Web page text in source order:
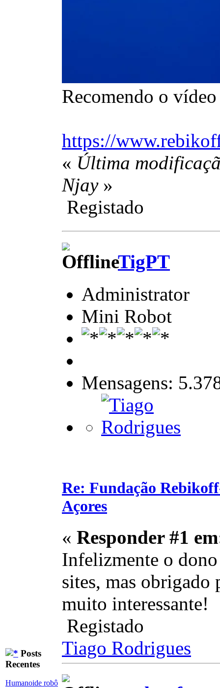
Posts
Recentes
Humanoide robô
Recomendo o
https://
« Última
Njay»
Registado
TigPT
Administrator
Mini Robot
Mensagens:
Re: Fundação
Açores
« Responder #1
Infelizmente o
sites, mas obrigado
muito interessante!
Registado
Tiago Rodrigues